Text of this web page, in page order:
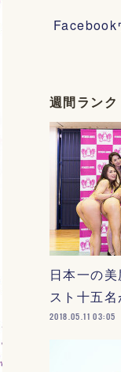
Facebook
週間ランク
日本一の
スト十五
2018.05.11 03:05